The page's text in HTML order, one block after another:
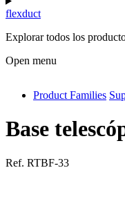
flexduct
Explorar todos los
Open menu
antivib
isolfix
Product Families
Base
Ref. RTBF-33